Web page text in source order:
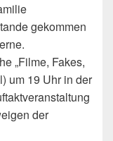
gekommen
„Filme, Fakes,
um 19 Uhr in der
der